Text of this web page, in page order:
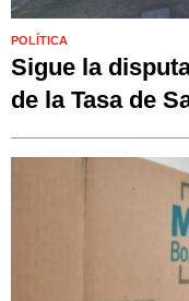
POLÍTICA
Sigue la
de la Tasa de